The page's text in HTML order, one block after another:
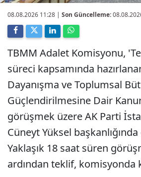
08.08.2026 11:28 | Son Güncelleme:
TBMM Adalet Komisyonu,
süreci kapsamında
Dayanışma ve Toplumsal
Güçlendirilmesine Dair
görüşmek üzere AK Parti
Cüneyt Yüksel
Yaklaşık 18 saat süren
ardından teklif, komisyonda